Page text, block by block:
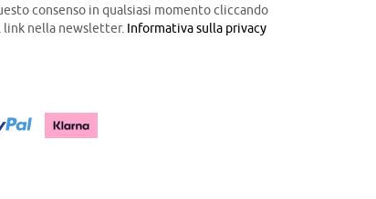
consenso in qualsiasi momento cliccando
nella newsletter. Informativa sulla privacy